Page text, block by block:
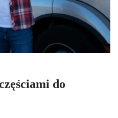
do